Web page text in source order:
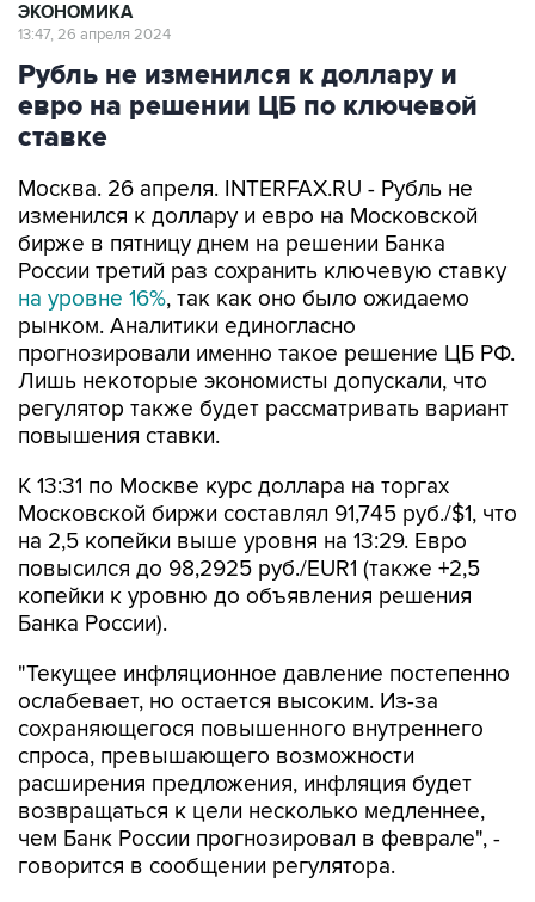
ЭКОНОМИКА
13:47, 26 апреля 2024
Рубль не изменился к доллару и
евро на решении ЦБ по ключевой
ставке
Москва. 26 апреля. INTERFAX.RU - Рубль не
изменился к доллару и евро на Московской
бирже в пятницу днем на решении Банка
России третий раз сохранить ключевую ставку
на уровне 16%, так как оно было ожидаемо
рынком. Аналитики единогласно
прогнозировали именно такое решение ЦБ РФ.
Лишь некоторые экономисты допускали, что
регулятор также будет рассматривать вариант
повышения ставки.
К 13:31 по Москве курс доллара на торгах
Московской биржи составлял 91,745 руб./$1, что
на 2,5 копейки выше уровня на 13:29. Евро
повысился до 98,2925 руб./EUR1 (также +2,5
копейки к уровню до объявления решения
Банка России).
"Текущее инфляционное давление постепенно
ослабевает, но остается высоким. Из-за
сохраняющегося повышенного внутреннего
спроса, превышающего возможности
расширения предложения, инфляция будет
возвращаться к цели несколько медленнее,
чем Банк России прогнозировал в феврале", -
говорится в сообщении регулятора.